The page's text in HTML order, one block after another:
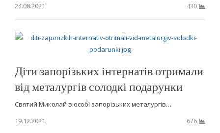
24.08.2021
430
Діти запорізьких інтернатів отримали
від металургів солодкі подарунки
Святий Миколай в особі запорізьких металургів…
19.12.2021
676